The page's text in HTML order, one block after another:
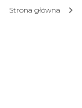
Strona główna